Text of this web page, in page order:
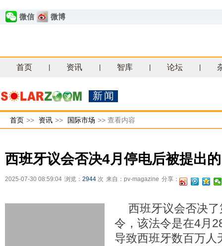
微信 微博
首页 资讯 智库 论坛
新闻
首页 >> 资讯 >> 国际市场 >> 查看内容
西班牙议会否决4月停电后被提出
2025-07-30 08:59:04 浏览： 2944 次 来自：pv-magazine 分享：
西班牙议会否决
令，该法令是在4月
导致西班牙数百万人